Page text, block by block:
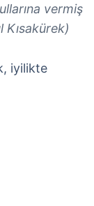
vermiş
Kısakürek)
iyilikte